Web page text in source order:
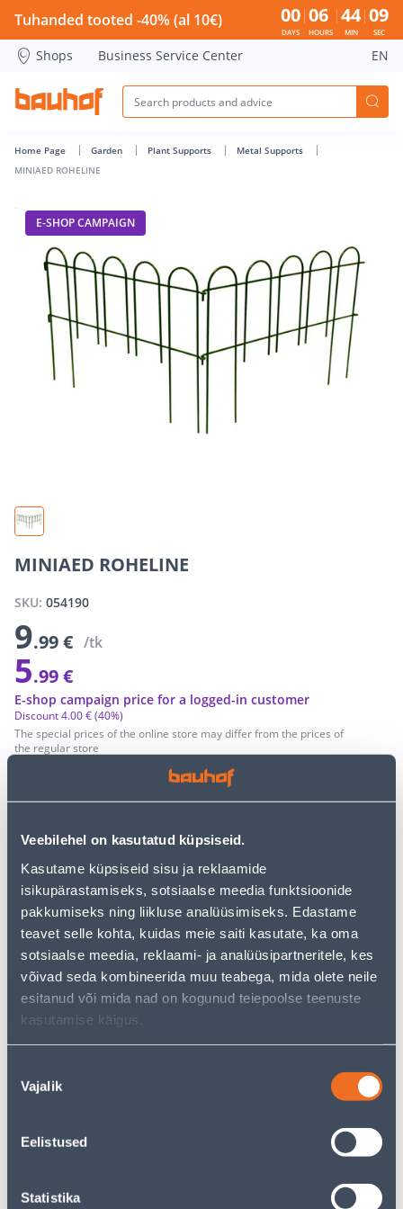
Veebilehel on kasutatud küpsiseid.
Kasutame küpsiseid sisu ja reklaamide
isikupärastamiseks, sotsiaalse meedia funktsioonide
pakkumiseks ning liikluse analüüsimiseks. Edastame
teavet selle kohta, kuidas meie saiti kasutate, ka oma
sotsiaalse meedia, reklaami- ja analüüsipartneritele, kes
võivad seda kombineerida muu teabega, mida olete neile
esitanud või mida nad on kogunud teiepoolse teenuste
kasutamise käigus.
valik
Vajalik
Eelistused
Statistika
MINIAED ROHELINE - Bauhof has loaded
Tuhanded tooted -40% (al 10€) 00
DAYS
06
HOURS
44
MIN
09
SEC
Shops Business Service Center EN
Home Page Garden Plant Supports
Metal Supports
MINIAED ROHELINE
E-SHOP CAMPAIGN
MINIAED ROHELINE
SKU: 054190
9.99 € /tk
5.99 €
The special prices of the online store may differ from the prices of
the regular store
Discount4.00 €(40%)
E-shop campaign price for a logged-in customer
See availability
• Miniaed, rohelist värvi.
• Müügil ühe kaupa.
• 14-päevane tagastusõigus
Courier service to home from 3,69 € from 2-5 tööpäeva
Description